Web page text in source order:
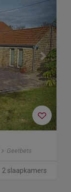
Geetbets
2 slaapkamers